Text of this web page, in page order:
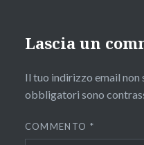
Lascia un
Il tuo indirizzo email
obbligatori sono
COMMENTO *